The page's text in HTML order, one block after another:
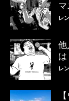
マ
レ
他
は
レ